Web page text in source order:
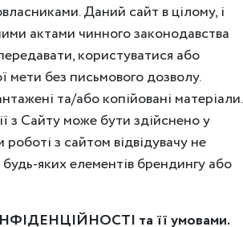
Даний сайт в цілому, і
актами чинного законодавства
користуватися або
мети без письмового дозволу.
та/або копійовані матеріали.
з Сайту може бути здійснено у
з сайтом відвідувачу не
яких елементів брендингу або
та її умовами.